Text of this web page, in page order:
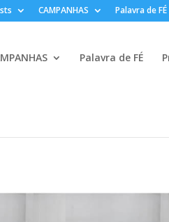
CAMPANHAS Palavra de FÉ
Palavra de FÉ